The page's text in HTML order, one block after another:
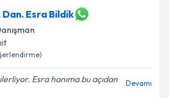
Dan. Esra Bildik
Esra hanıma bu açıdan
Devamı